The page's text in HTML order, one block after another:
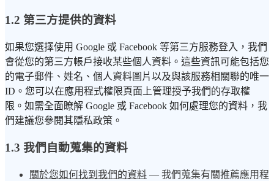
1.2 第三方提供的資料
如果您選擇使用 Google 或 Facebook 等第三方服務登入，我們
會從您的第三方帳戶接收某些個人資料。這些資訊可能包括您
的電子郵件、姓名、個人資料圖片以及與該服務相關聯的唯一
ID。您可以在應用程式權限頁面上管理授予我們的存取權
限。如需全面瞭解 Google 或 Facebook 如何處理您的資料，我
們建議您參閱其隱私政策。
1.3 我們自動蒐集的資料
關於您如何找到我們的資料 — 我們蒐集有關推薦應用程